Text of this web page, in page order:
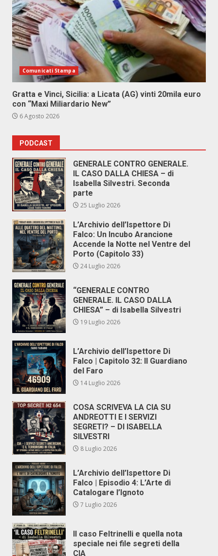
Comunicati Stampa
Gratta e Vinci, Sicilia: a Licata (AG) vinti 20mila euro
con “Maxi Miliardario New”
6 Agosto 2026
PODCAST
GENERALE CONTRO GENERALE.
IL CASO DALLA CHIESA – di
Isabella Silvestri. Seconda
parte
25 Luglio 2026
L’Archivio dell’Ispettore Di
Falco: Un Incubo Arancione
Accende la Notte nel Ventre del
Porto (Capitolo 33)
24 Luglio 2026
“GENERALE CONTRO
GENERALE. IL CASO DALLA
CHIESA” – di Isabella Silvestri
19 Luglio 2026
L’Archivio dell’Ispettore Di
Falco | Capitolo 32: Il Guardiano
del Faro
14 Luglio 2026
COSA SCRIVEVA LA CIA SU
ANDREOTTI E I SERVIZI
SEGRETI? – DI ISABELLA
SILVESTRI
8 Luglio 2026
L’Archivio dell’Ispettore Di
Falco | Episodio 4: L’Arte di
Catalogare l’Ignoto
7 Luglio 2026
Il caso Feltrinelli e quella nota
speciale nei file segreti della
CIA